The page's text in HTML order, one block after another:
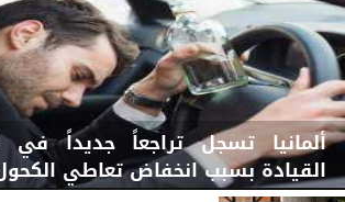
ألمانيا تسجل تراجعاً جديداً
القيادة بسبب انخفاض تعاطي